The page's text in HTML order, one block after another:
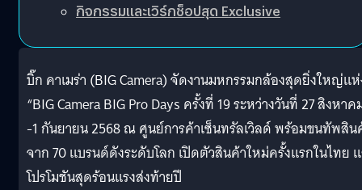
กิจกรรมและเวิร์กช็อปสุด Exclusive
บิ๊ก คาเมร่า (BIG Camera) จัดงานมหกรรมกล้องสุดยิ่งใหญ่แ
“BIG Camera BIG Pro Days ครั้งที่ 19 ระหว่างวันที่ 27 สิงหาค
-1 กันยายน 2568 ณ ศูนย์การค้าเซ็นทรัลเวิลด์ พร้อมขนทัพสิน
จาก 70 แบรนด์ดังระดับโลก เปิดตัวสินค้าใหม่ครั้งแรกในไทย
โปรโมชันสุดร้อนแรงส่งท้ายปี